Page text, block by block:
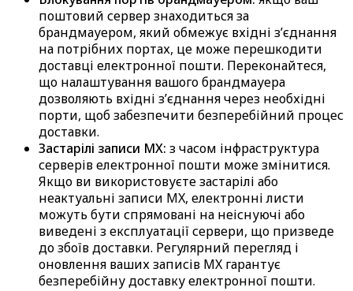
поштовий сервер знаходиться за
брандмауером, який обмежує вхідні з’єднання
на потрібних портах, це може перешкодити
доставці електронної пошти. Переконайтеся,
що налаштування вашого брандмауера
дозволяють вхідні з’єднання через необхідні
порти, щоб забезпечити безперебійний процес
доставки.
Застарілі записи MX: з часом інфраструктура
серверів електронної пошти може змінитися.
Якщо ви використовуєте застарілі або
неактуальні записи MX, електронні листи
можуть бути спрямовані на неіснуючі або
виведені з експлуатації сервери, що призведе
до збоїв доставки. Регулярний перегляд і
оновлення ваших записів MX гарантує
безперебійну доставку електронної пошти.